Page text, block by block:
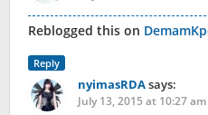
Reblogged this on
Reply
nyimasRDAsays:
July 13, 2015 at 10:27 am